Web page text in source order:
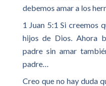
debemos amar a los
1 Juan 5:1 Si creemos
hijos de Dios. Ahora
padre sin amar
padre…
Creo que no hay duda